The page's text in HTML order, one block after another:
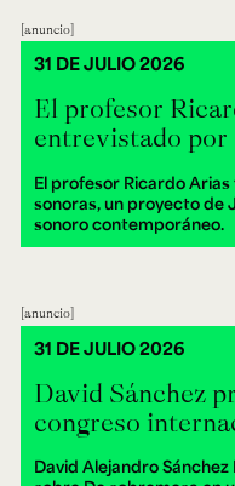
anuncio
El profesor
entrevistado
El profesor Ricardo
sonoras, un proyecto de
sonoro contemporáneo.
31 DE JULIO 2026
anuncio
David Sánchez
congreso
David Alejandro
31 DE JULIO 2026